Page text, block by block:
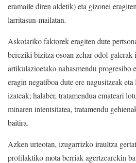
eramaile diren aldetik) eta gizonei
larritasun-mailatan.
Askotariko faktorek eragiten dute
bereziki bizitza osoan zehar odol-galerak
artikulazioetako nahasmendu progresibo
eragin negatiboa dute ere nagusitzeak
izateak; halaber, tratamendua emateari
minaren intentsitatea, tratamendu
baitira.
Azken urteotan, izugarrizko iraultza
profilaktiko mota berriak agertzearekin